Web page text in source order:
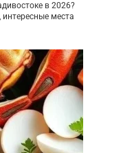
в 2026?
места